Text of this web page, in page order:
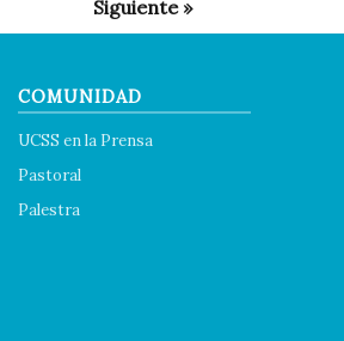
COMUNIDAD
UCSS en la Prensa
Pastoral
Palestra